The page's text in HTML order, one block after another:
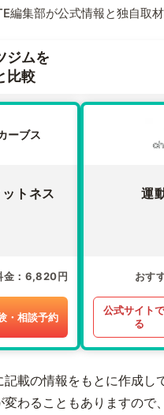
編集部が公式情報と独自取
ジムを
比較
ーブス
トネス
金 6,820円
・相談予約
運
おす
公式サイト
る
載の情報をもとに作成
わることもありますので